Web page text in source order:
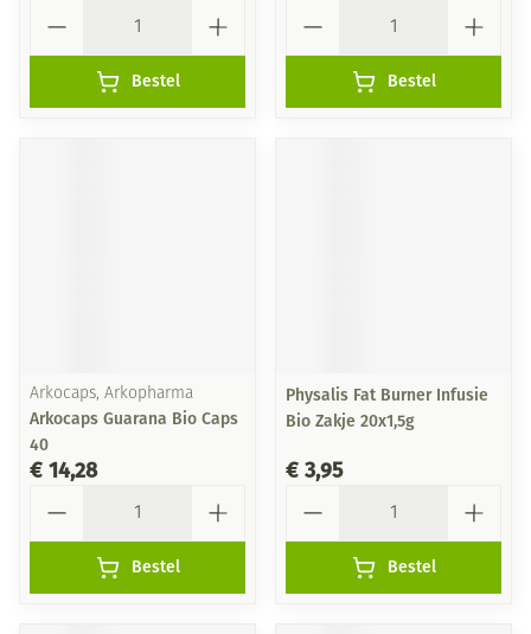
Bestel Bestel
Arkocaps, Arkopharma
Arkocaps Guarana Bio Caps
40
€ 14,28
Bestel
Physalis Fat Burner Infusie
Bio Zakje 20x1,5g
€ 3,95
Bestel